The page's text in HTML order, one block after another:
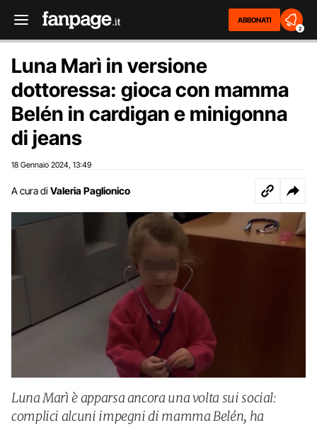
ABBONATI
2
Luna Marì in versione
dottoressa: gioca con mamma
Belén in cardigan e minigonna
di jeans
18 Gennaio 2024 13:49
A cura di Valeria Paglionico
Luna Marì è apparsa ancora una volta sui social:
complici alcuni impegni di mamma Belén, ha